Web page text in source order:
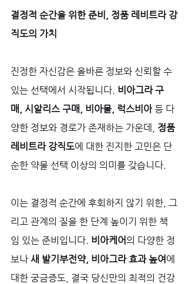
결정적 순간을 위한 준비, 정품 레비트라 강
직도의 가치
진정한 자신감은 올바른 정보와 신뢰할 수
있는 선택에서 시작됩니다. 비아그라 구
매, 시알리스 구매, 비아몰, 럭스비아 등 다
양한 정보와 경로가 존재하는 가운데, 정품
레비트라 강직도에 대한 진지한 고민은 단
순한 약물 선택 이상의 의미를 갖습니다.
이는 결정적 순간에 후회하지 않기 위한, 그
리고 관계의 질을 한 단계 높이기 위한 책
임 있는 준비입니다. 비아케어의 다양한 정
보나 새 발기부전약, 비아그라 효과 높여 에
대한 궁금증도, 결국 당신만의 최적의 건강